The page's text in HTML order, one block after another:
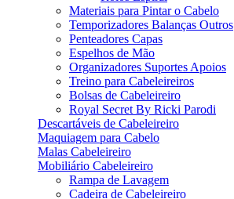
Materiais para Pintar o Cabelo
Temporizadores Balanças Outros
Penteadores Capas
Espelhos de Mão
Organizadores Suportes Apoios
Treino para Cabeleireiros
Bolsas de Cabeleireiro
Royal Secret By Ricki Parodi
Descartáveis de Cabeleireiro
Maquiagem para Cabelo
Malas Cabeleireiro
Mobiliário Cabeleireiro
Rampa de Lavagem
Cadeira de Cabeleireiro